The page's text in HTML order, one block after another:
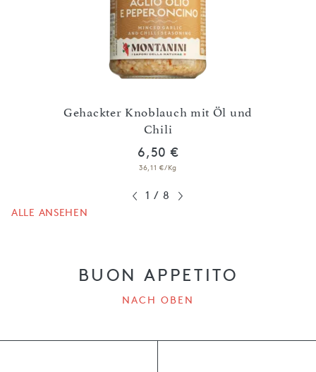
Gehackter Knoblauch mit Öl und
Chili
6,50 €
36,11 €/Kg
1 / 8
ALLE ANSEHEN
BUON APPETITO
NACH OBEN